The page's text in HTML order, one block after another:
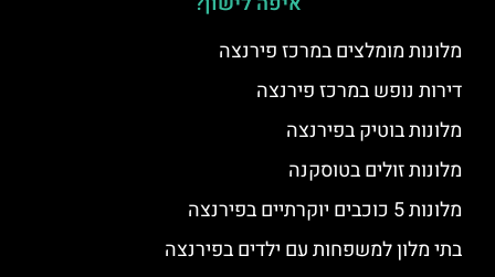
מלונות מומלצים במרכז פירנצה
דירות נופש במרכז פירנצה
מלונות בוטיק בפירנצה
מלונות זולים בטוסקנה
מלונות 5 כוכבים יוקרתיים בפירנצה
בתי מלון למשפחות עם ילדים בפירנצה